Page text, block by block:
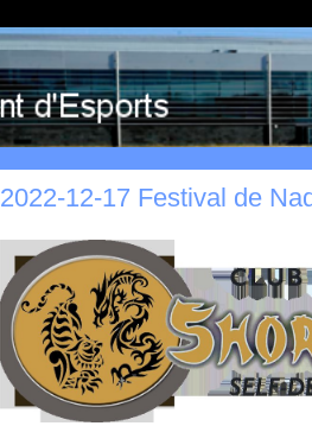
2022-12-17 Festival de